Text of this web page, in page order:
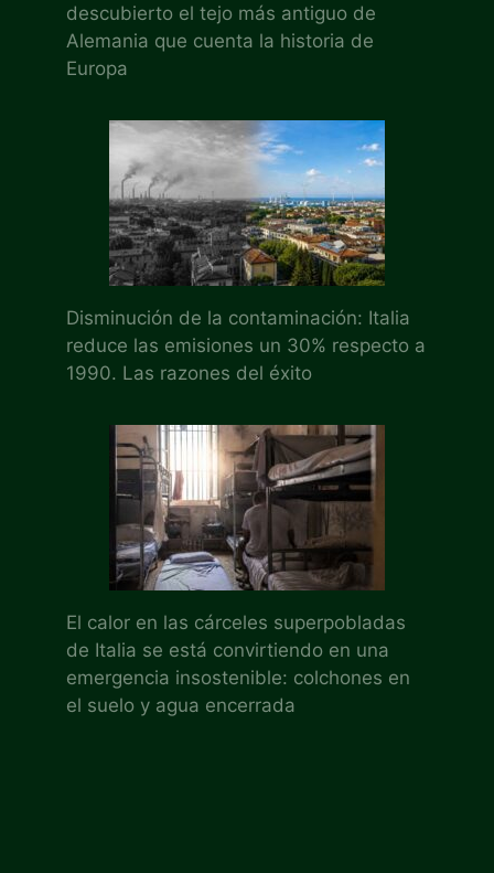
descubierto el tejo más antiguo de
Alemania que cuenta la historia de
Europa
Disminución de la contaminación: Italia
reduce las emisiones un 30% respecto a
1990. Las razones del éxito
El calor en las cárceles superpobladas
de Italia se está convirtiendo en una
emergencia insostenible: colchones en
el suelo y agua encerrada